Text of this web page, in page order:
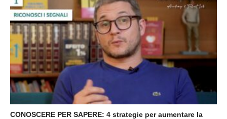
CONOSCERE PER SAPERE: 4 strategie per aumentare la